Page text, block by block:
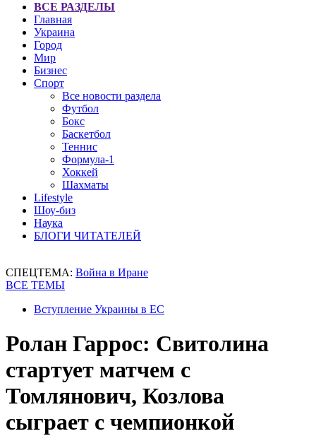
ВСЕ РАЗДЕЛЫ
Главная
Украина
Город
Мир
Бизнес
Спорт
Все новости раздела
Футбол
Бокс
Баскетбол
Теннис
Формула-1
Хоккей
Шахматы
Lifestyle
Шоу-биз
Наука
БЛОГИ ЧИТАТЕЛЕЙ
СПЕЦТЕМА: Война в Иране
ВСЕ ТЕМЫ
Вступление Украины в ЕС
Ролан Гаррос: Свитолина
стартует матчем с
Томлянович, Козлова
сыграет с чемпионкой